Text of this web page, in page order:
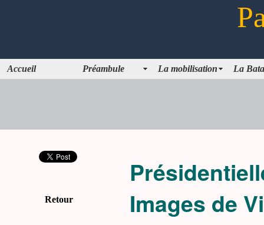
Accueil Préambule La mobilisation La
Images de
Retour